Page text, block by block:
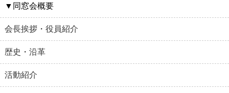
▼同窓会概要
会長挨拶・役員紹介
歴史・沿革
活動紹介